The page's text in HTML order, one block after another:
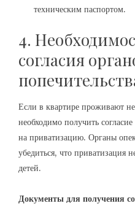
техническим паспортом.
4.
согласия
Если в квартире проживают
необходимо получить
на приватизацию. Органы
убедиться, что приватизация
детей.
Документы для получения